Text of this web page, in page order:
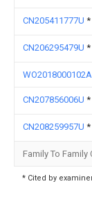
CN205411777U *
CN206295479U *
CN207856006U *
CN208259957U *
Family To Family
* Cited by